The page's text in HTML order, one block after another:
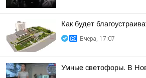
Как будет
Вчера, 17:07
Умные светофоры. В